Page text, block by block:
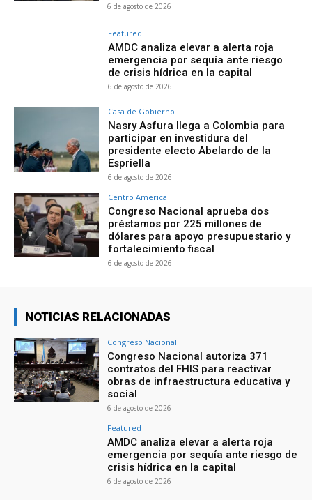
6 de agosto de 2026
Featured
AMDC analiza elevar a alerta roja
emergencia por sequía ante riesgo
de crisis hídrica en la capital
6 de agosto de 2026
Casa de Gobierno
Nasry Asfura llega a Colombia para
participar en investidura del
presidente electo Abelardo de la
Espriella
6 de agosto de 2026
Centro America
Congreso Nacional aprueba dos
préstamos por 225 millones de
dólares para apoyo presupuestario y
fortalecimiento fiscal
6 de agosto de 2026
NOTICIAS RELACIONADAS
Congreso Nacional
Congreso Nacional autoriza 371
contratos del FHIS para reactivar
obras de infraestructura educativa y
social
6 de agosto de 2026
Featured
AMDC analiza elevar a alerta roja
emergencia por sequía ante riesgo de
crisis hídrica en la capital
6 de agosto de 2026